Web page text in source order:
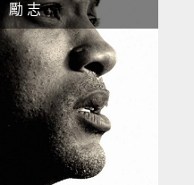
in the back.
你的 Uber 司機。如
like the 7
勵 志